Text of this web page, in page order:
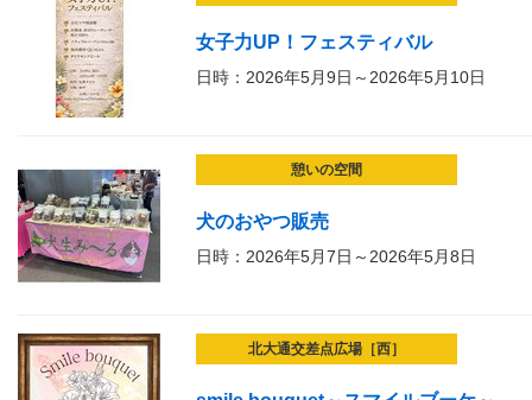
女子力UP！フェスティバル
日時：2026年5月9日～2026年5月10日
憩いの空間
犬のおやつ販売
日時：2026年5月7日～2026年5月8日
北大通交差点広場［西］